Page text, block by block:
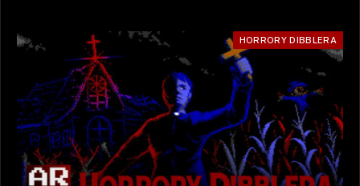
HORRORY DIBBLERA